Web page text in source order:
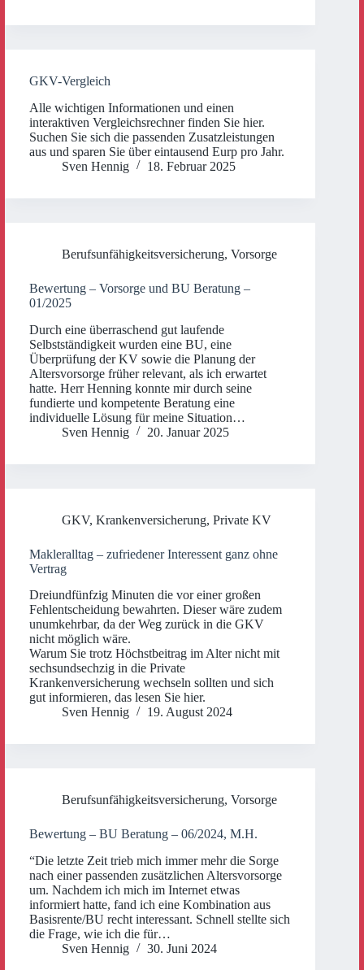
GKV-Vergleich
Alle wichtigen Informationen und einen
interaktiven Vergleichsrechner finden Sie hier.
Suchen Sie sich die passenden Zusatzleistungen
aus und sparen Sie über eintausend Eurp pro Jahr.
Sven Hennig
18. Februar 2025
Berufsunfähigkeitsversicherung, Vorsorge
Bewertung – Vorsorge und BU Beratung –
01/2025
Durch eine überraschend gut laufende
Selbstständigkeit wurden eine BU, eine
Überprüfung der KV sowie die Planung der
Altersvorsorge früher relevant, als ich erwartet
hatte. Herr Henning konnte mir durch seine
fundierte und kompetente Beratung eine
individuelle Lösung für meine Situation…
Sven Hennig
20. Januar 2025
GKV, Krankenversicherung, Private KV
Makleralltag – zufriedener Interessent ganz ohne
Vertrag
Dreiundfünfzig Minuten die vor einer großen
Fehlentscheidung bewahrten. Dieser wäre zudem
unumkehrbar, da der Weg zurück in die GKV
nicht möglich wäre.
Warum Sie trotz Höchstbeitrag im Alter nicht mit
sechsundsechzig in die Private
Krankenversicherung wechseln sollten und sich
gut informieren, das lesen Sie hier.
Sven Hennig
19. August 2024
Berufsunfähigkeitsversicherung, Vorsorge
Bewertung – BU Beratung – 06/2024, M.H.
“Die letzte Zeit trieb mich immer mehr die Sorge
nach einer passenden zusätzlichen Altersvorsorge
um. Nachdem ich mich im Internet etwas
informiert hatte, fand ich eine Kombination aus
Basisrente/BU recht interessant. Schnell stellte sich
die Frage, wie ich die für…
Sven Hennig
30. Juni 2024